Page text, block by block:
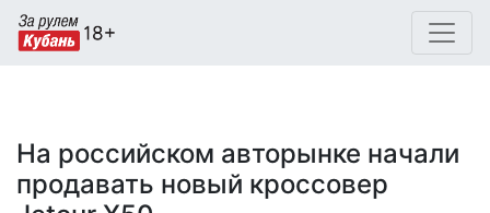
На российском авторынке начали
продавать новый кроссовер